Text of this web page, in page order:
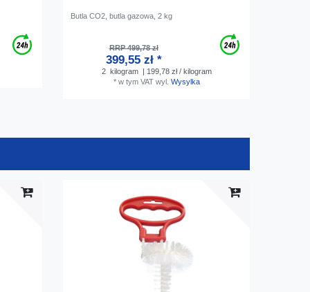
Butla CO2, butla gazowa, 2 kg
RRP 499,78 zł
399,55 zł *
2 kilogram
| 199,78 zł / kilogram
* w tym VATwyl. Wysylka